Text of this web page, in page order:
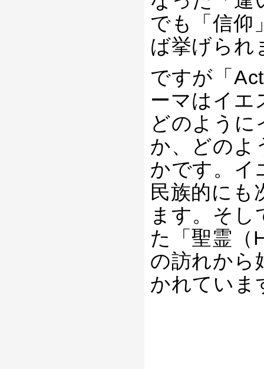
でも「信仰
ば挙げられ
ですが「
ーマはイエ
どのように
か、どのよ
かです。イ
民族的にも
ます。そし
た「聖霊（
の訪れから
かれていま